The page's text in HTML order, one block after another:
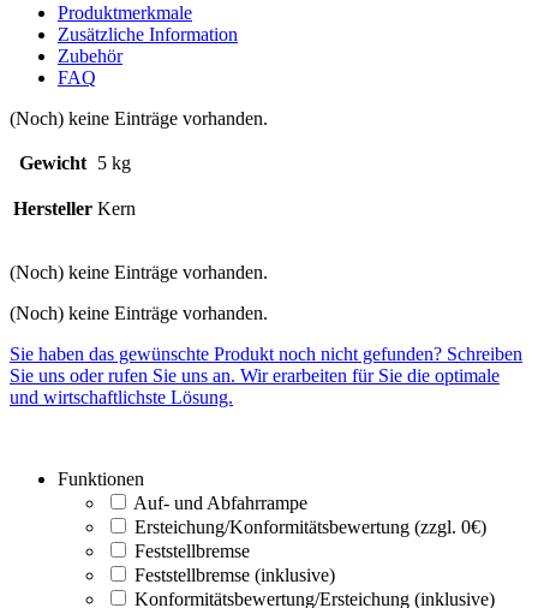
Produktmerkmale
Zusätzliche Information
Zubehör
FAQ
(Noch) keine Einträge vorhanden.
Gewicht 5 kg
Hersteller Kern
(Noch) keine Einträge vorhanden.
(Noch) keine Einträge vorhanden.
Sie haben das gewünschte Produkt noch nicht gefunden? Schreiben
Sie uns oder rufen Sie uns an. Wir erarbeiten für Sie die optimale
und wirtschaftlichste Lösung.
Funktionen
Auf- und Abfahrrampe
Ersteichung/Konformitätsbewertung (zzgl. 0€)
Feststellbremse
Feststellbremse (inklusive)
Konformitätsbewertung/Ersteichung (inklusive)